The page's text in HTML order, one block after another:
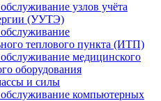
узлов учёта
(УУТЭ)
теплового пункта (ИТП)
медицинского
оборудования
и силы
обслуживание компьютерных